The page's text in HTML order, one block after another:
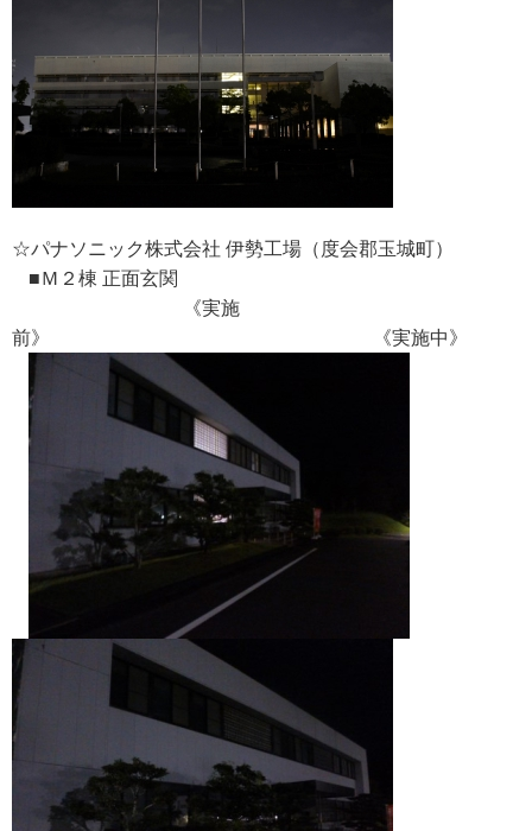
☆パナソニック株式会社 伊勢工場（度会郡玉城町）
■Ｍ２棟 正面玄関
《実施
前》 《実施中》